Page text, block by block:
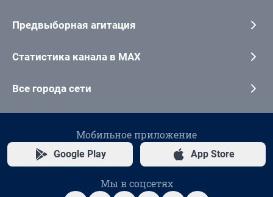
Предвыборная агитация
Статистика канала в MAX
Все города сети
Мобильное приложение
Google Play App Store
Мы в соцсетях